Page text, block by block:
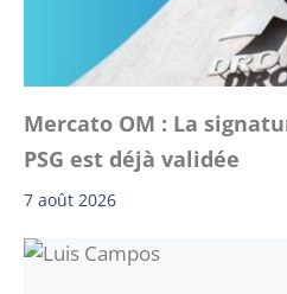
Mercato OM : La
PSG est déjà validée
7 août 2026